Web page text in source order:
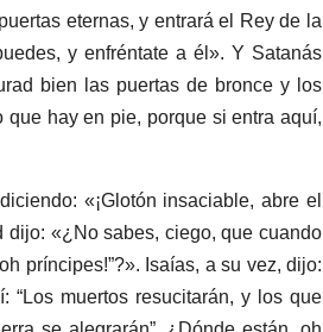
eternas, y entrará el Rey de la
y enfréntate a él». Y Satanás
bien las puertas de bronce y los
hay en pie, porque si entra aquí,
«¡Glotón insaciable, abre el
dijo: «¿No sabes, ciego, que cuando
príncipes!”?». Isaías, a su vez, dijo:
“Los muertos resucitarán, y los que